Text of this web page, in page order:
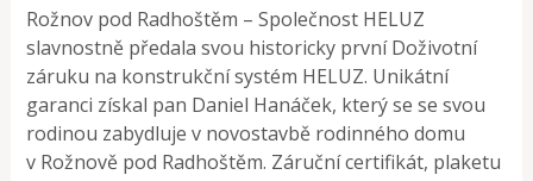
Rožnov pod Radhoštěm – Společnost HELUZ
slavnostně předala svou historicky první Doživotní
záruku na konstrukční systém HELUZ. Unikátní
garanci získal pan Daniel Hanáček, který se se svou
rodinou zabydluje v novostavbě rodinného domu
v Rožnově pod Radhoštěm. Záruční certifikát, plaketu